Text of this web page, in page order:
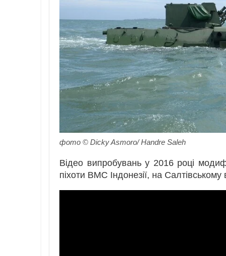
фото © Dicky Asmoro/ Handre Saleh
Відео випробувань у 2016 році
піхоти ВМС Індонезії, на